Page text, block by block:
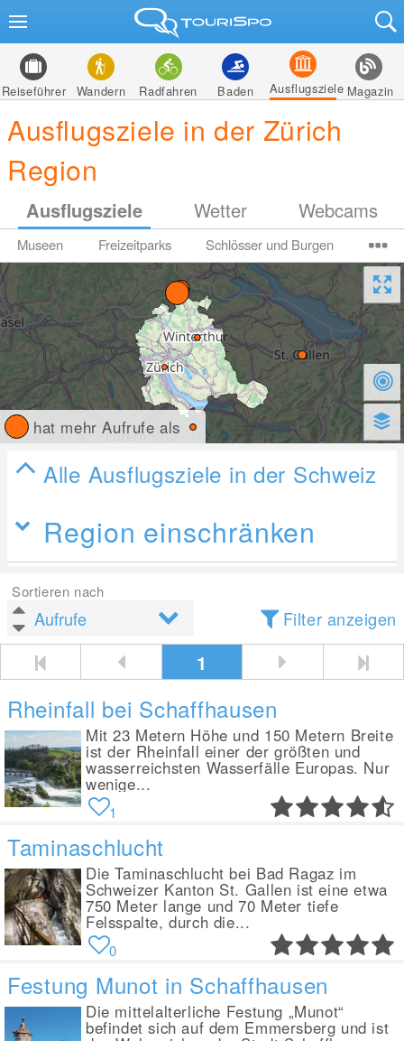
Reiseführer Wandern Radfahren Baden Ausflugsziele Magazin
Ausflugsziele in der Zürich
Region
Ausflugsziele Wetter Webcams
Museen Freizeitparks Schlösser und Burgen
hat mehr Aufrufe als
Alle Ausflugsziele in der Schweiz
Region einschränken
Sortieren nach
Filter anzeigen
1
Rheinfall bei Schaffhausen
Mit 23 Metern Höhe und 150 Metern Breite
ist der Rheinfall einer der größten und
wasserreichsten Wasserfälle Europas. Nur
wenige...
1
Taminaschlucht
Die Taminaschlucht bei Bad Ragaz im
Schweizer Kanton St. Gallen ist eine etwa
750 Meter lange und 70 Meter tiefe
Felsspalte, durch die...
0
Festung Munot in Schaffhausen
Die mittelalterliche Festung „Munot“
befindet sich auf dem Emmersberg und ist